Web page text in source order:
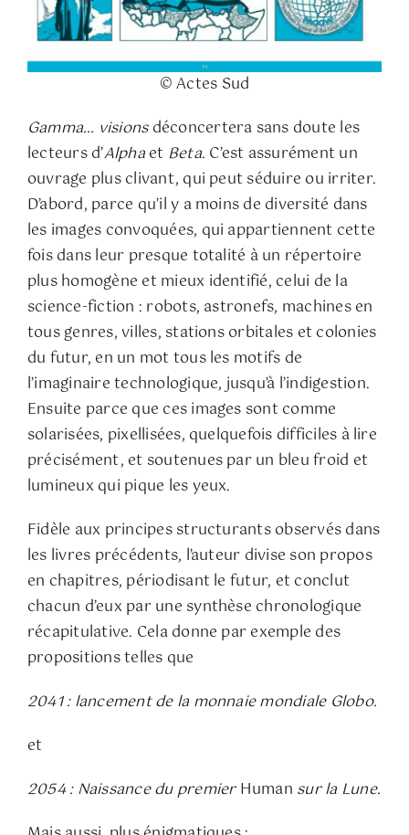
© Actes Sud
Gamma… visionsdéconcertera sans doute les
lecteurs d’Alphaet Beta. C’est assurément un
ouvrage plus clivant, qui peut séduire ou irriter.
D’abord, parce qu’il y a moins de diversité dans
les images convoquées, qui appartiennent cette
fois dans leur presque totalité à un répertoire
plus homogène et mieux identifié, celui de la
science-fiction : robots, astronefs, machines en
tous genres, villes, stations orbitales et colonies
du futur, en un mot tous les motifs de
l’imaginaire technologique, jusqu’à l’indigestion.
Ensuite parce que ces images sont comme
solarisées, pixellisées, quelquefois difficiles à lire
précisément, et soutenues par un bleu froid et
lumineux qui pique les yeux.
Fidèle aux principes structurants observés dans
les livres précédents, l’auteur divise son propos
en chapitres, périodisant le futur, et conclut
chacun d’eux par une synthèse chronologique
récapitulative. Cela donne par exemple des
propositions telles que
2041 : lancement de la monnaie mondiale Globo.
et
2054 : Naissance du premierHuman sur la Lune.